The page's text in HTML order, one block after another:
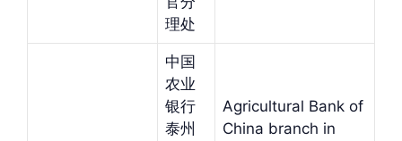
理处
中国
农业
银行
泰州
Agricultural Bank of
China branch in